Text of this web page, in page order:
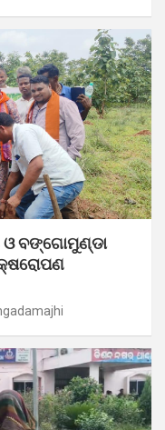
ଓ ବଙ୍ଗୋମୁଣ୍ଡା